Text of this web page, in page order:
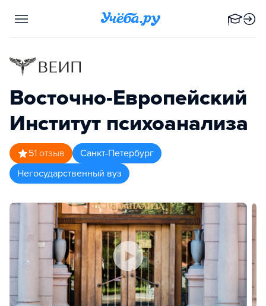
Восточно-Европейский
Институт психоанализа
51 отзыв
Санкт-Петербург
Негосударственный вуз